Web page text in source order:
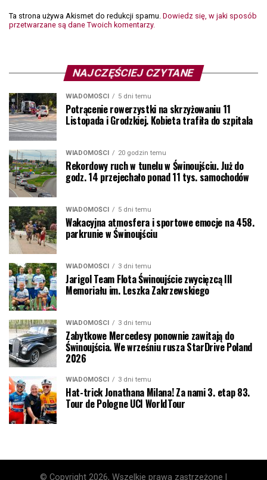
Ta strona używa Akismet do redukcji spamu. Dowiedz się, w jaki sposób
przetwarzane są dane Twoich komentarzy.
NAJCZĘŚCIEJ CZYTANE
WIADOMOŚCI 5 dni temu
Potrącenie rowerzystki na skrzyżowaniu 11
Listopada i Grodzkiej. Kobieta trafiła do szpitala
WIADOMOŚCI 20 godzin temu
Rekordowy ruch w tunelu w Świnoujściu. Już do
godz. 14 przejechało ponad 11 tys. samochodów
WIADOMOŚCI 5 dni temu
Wakacyjna atmosfera i sportowe emocje na 458.
parkrunie w Świnoujściu
WIADOMOŚCI 3 dni temu
Jarigol Team Flota Świnoujście zwycięzcą III
Memoriału im. Leszka Zakrzewskiego
WIADOMOŚCI 3 dni temu
Zabytkowe Mercedesy ponownie zawitają do
Świnoujścia. We wrześniu rusza StarDrive Poland
2026
WIADOMOŚCI 3 dni temu
Hat-trick Jonathana Milana! Za nami 3. etap 83.
Tour de Pologne UCI WorldTour
© Copyright 2026, Wszelkie prawa zastrzeżone |